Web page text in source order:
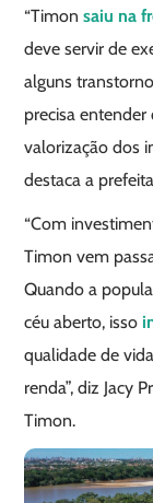
“Timonsaiu na
deve servir de
alguns
precisa entender
valorização dos
destaca a
“Com
Timon vem
Quando a
céu aberto, isso
qualidade de
renda”, diz Jacy
Timon.